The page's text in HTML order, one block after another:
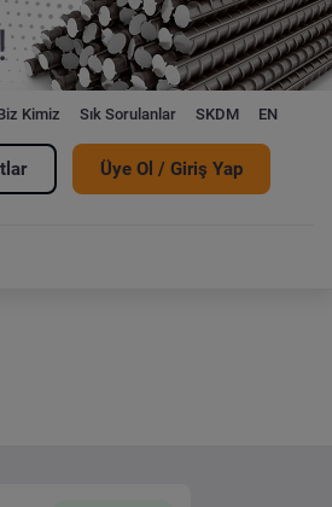
Kimiz Sık Sorulanlar SKDM EN
Üye Ol / Giriş Yap